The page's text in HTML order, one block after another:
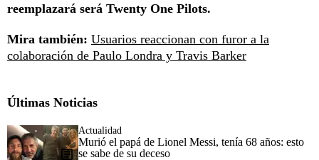
reemplazará será Twenty One Pilots.
Mira también: Usuarios reaccionan con furor a la
colaboración de Paulo Londra y Travis Barker
Últimas Noticias
Actualidad
Murió el papá de Lionel Messi, tenía 68 años: esto
se sabe de su deceso